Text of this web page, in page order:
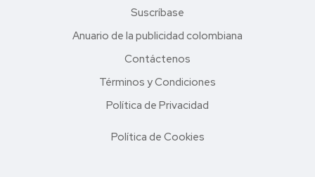
Suscríbase
Anuario de la publicidad colombiana
Contáctenos
Términos y Condiciones
Política de Privacidad
Política de Cookies